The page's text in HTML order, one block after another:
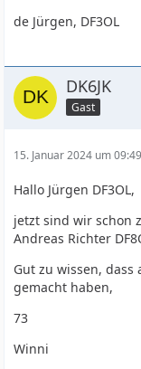
de Jürgen, DF3OL
DK6JK
Gast
15. Januar 2024 um 09:49
Hallo Jürgen DF3OL,
jetzt sind wir schon
Andreas Richter
Gut zu wissen,
gemacht haben,
73
Winni